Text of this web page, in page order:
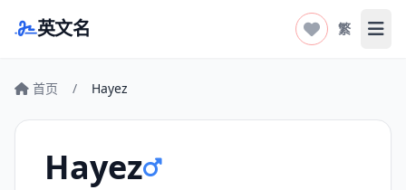
英文名 繁 打
首页 / Hayez
Hayez